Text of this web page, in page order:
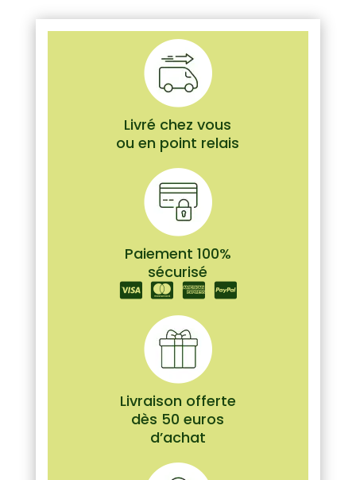
Livré chez vous
ou en point relais
Paiement 100%
sécurisé
Livraison offerte
dès 50 euros
d’achat